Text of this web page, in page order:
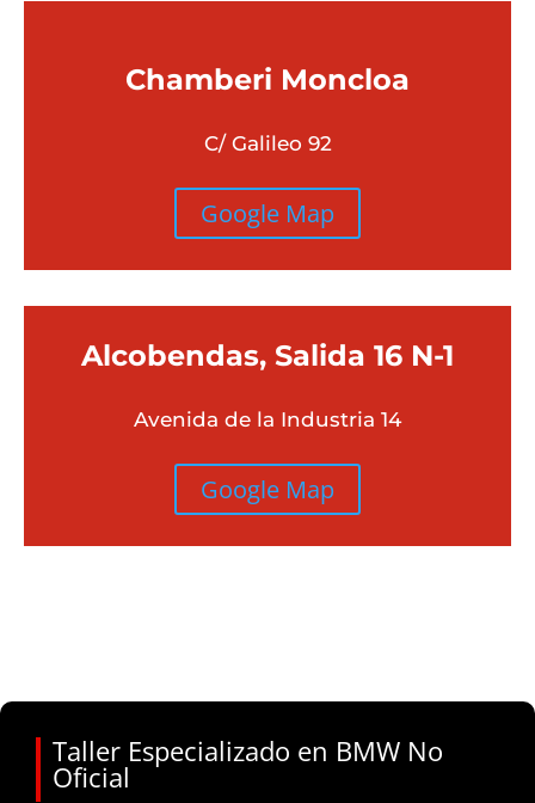
Chamberi Moncloa
C/ Galileo 92
Google Map
Alcobendas, Salida 16 N-1
Avenida de la Industria 14
Google Map
Taller Especializado en BMW No
Oficial